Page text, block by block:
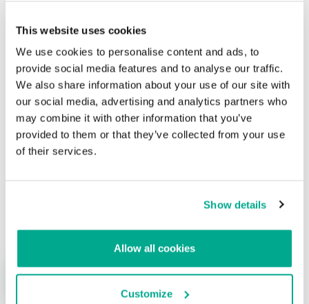
This website uses cookies
We use cookies to personalise content and ads, to
provide social media features and to analyse our traffic.
We also share information about your use of our site with
our social media, advertising and analytics partners who
may combine it with other information that you’ve
provided to them or that they’ve collected from your use
of their services.
Show details
Allow all cookies
Customize
Capturando la bandera en DEFCON 21 2013
Su dirección de correo electrónico no será publicada. Los
campos obligatorios están marcados con*
Correo electrónico*